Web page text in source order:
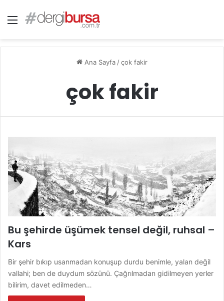
Menü
Ana Sayfa /çok fakir
çok fakir
Bu şehirde üşümek tensel değil, ruhsal –
Kars
Bir şehir bıkıp usanmadan konuşup durdu benimle, yalan değil
vallahi; ben de duydum sözünü. Çağrılmadan gidilmeyen yerler
bilirim, davet edilmeden…